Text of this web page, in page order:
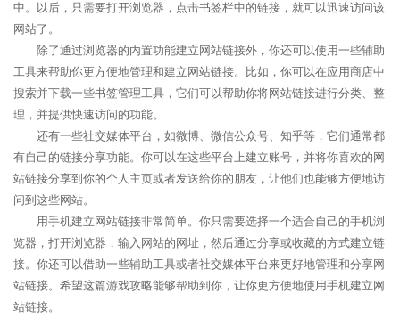
中。以后，只需要打开浏览器，点击书签栏中的链接，就可以迅速访问该
网站了。
除了通过浏览器的内置功能建立网站链接外，你还可以使用一些辅助
工具来帮助你更方便地管理和建立网站链接。比如，你可以在应用商店中
搜索并下载一些书签管理工具，它们可以帮助你将网站链接进行分类、整
理，并提供快速访问的功能。
还有一些社交媒体平台，如微博、微信公众号、知乎等，它们通常都
有自己的链接分享功能。你可以在这些平台上建立账号，并将你喜欢的网
站链接分享到你的个人主页或者发送给你的朋友，让他们也能够方便地访
问到这些网站。
用手机建立网站链接非常简单。你只需要选择一个适合自己的手机浏
览器，打开浏览器，输入网站的网址，然后通过分享或收藏的方式建立链
接。你还可以借助一些辅助工具或者社交媒体平台来更好地管理和分享网
站链接。希望这篇游戏攻略能够帮助到你，让你更方便地使用手机建立网
站链接。